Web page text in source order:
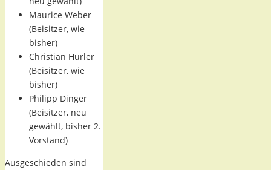
Maurice Weber
(Beisitzer, wie
bisher)
Christian Hurler
(Beisitzer, wie
bisher)
Philipp Dinger
(Beisitzer, neu
gewählt, bisher 2.
Vorstand)
Ausgeschieden sind